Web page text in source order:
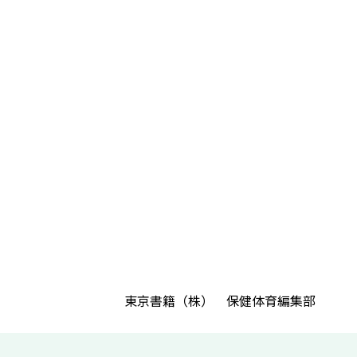
東京書籍（株） 保健体育編集部